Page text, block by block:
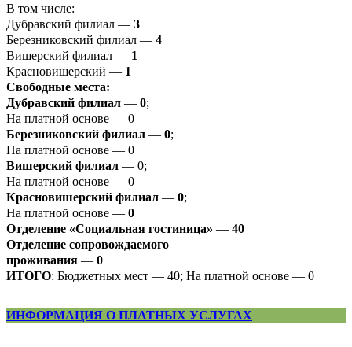
В том числе:
Дубравский филиал — 3
Березниковский филиал — 4
Вишерский филиал — 1
Красновишерский — 1
Свободные места:
Дубравский филиал — 0;
На платной основе — 0
Березниковский филиал — 0;
На платной основе — 0
Вишерский филиал — 0;
На платной основе — 0
Красновишерский филиал — 0;
На платной основе — 0
Отделение «Социальная гостиница» — 40
Отделение сопровождаемого
проживания — 0
ИТОГО: Бюджетных мест — 40; На платной основе — 0
ИНФОРМАЦИЯ О ПЛАТНЫХ УСЛУГАХ